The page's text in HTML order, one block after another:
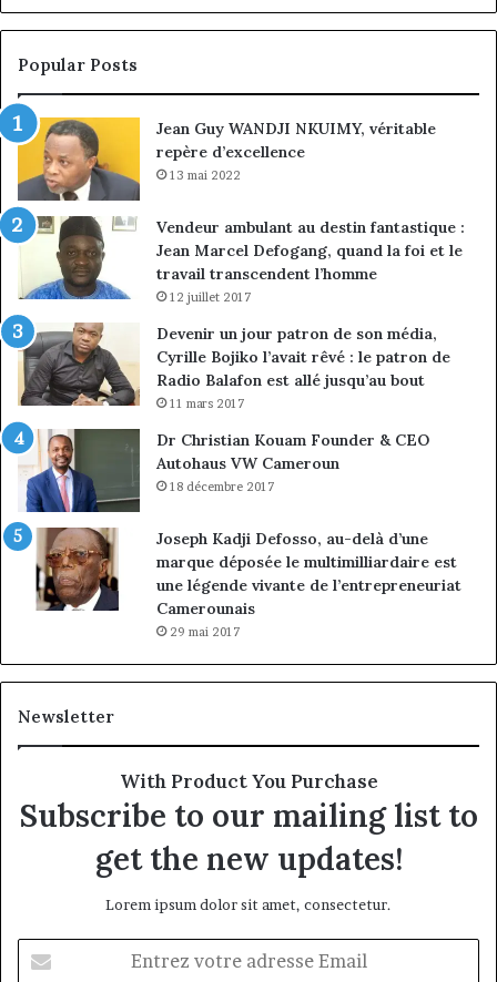
la
croissance
sous
à
la
Popular Posts
Jean Guy WANDJI NKUIMY, véritable
repère d’excellence
13 mai 2022
Vendeur ambulant au destin fantastique :
Jean Marcel Defogang, quand la foi et le
travail transcendent l’homme
12 juillet 2017
Devenir un jour patron de son média,
Cyrille Bojiko l’avait rêvé : le patron de
Radio Balafon est allé jusqu’au bout
11 mars 2017
Dr Christian Kouam Founder & CEO
Autohaus VW Cameroun
18 décembre 2017
Joseph Kadji Defosso, au-delà d’une
marque déposée le multimilliardaire est
une légende vivante de l’entrepreneuriat
Camerounais
29 mai 2017
Newsletter
With Product You Purchase
Subscribe to our mailing list to
get the new updates!
Lorem ipsum dolor sit amet, consectetur.
votre